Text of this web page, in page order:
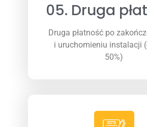
05. Druga
Druga płatność po
i uruchomieniu instalacji
50%)